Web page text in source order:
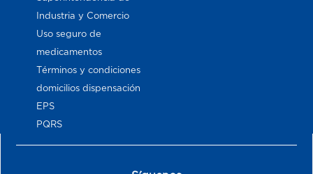
Industria y Comercio
Uso seguro de
medicamentos
Términos y condiciones
domicilios dispensación
EPS
PQRS